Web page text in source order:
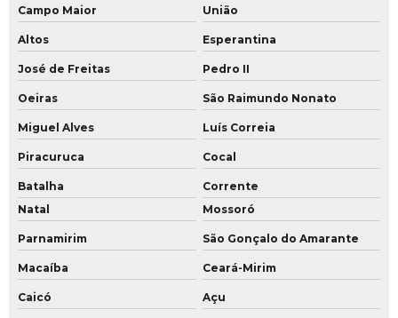
Campo Maior União
Altos Esperantina
José de Freitas Pedro II
Oeiras São Raimundo Nonato
Miguel Alves Luís Correia
Piracuruca Cocal
Batalha
Corrente
Natal
Mossoró
Parnamirim São Gonçalo do Amarante
Macaíba Ceará-Mirim
Caicó Açu